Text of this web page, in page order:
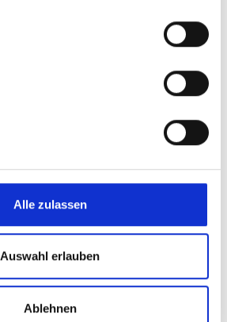
Alle zulassen
Auswahl erlauben
Ablehnen